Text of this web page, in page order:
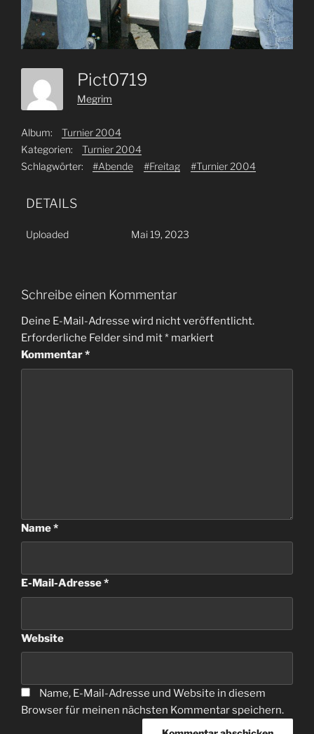
Pict0719
Megrim
Album:
Turnier 2004
Kategorien:
Turnier 2004
Schlagwörter:
#Abende #Freitag #Turnier 2004
DETAILS
Uploaded Mai 19, 2023
Schreibe einen Kommentar
Deine E-Mail-Adresse wird nicht veröffentlicht.
Erforderliche Felder sind mit* markiert
Kommentar*
Name*
E-Mail-Adresse*
Website
Name, E-Mail-Adresse und Website in diesem
Browser für meinen nächsten Kommentar speichern.